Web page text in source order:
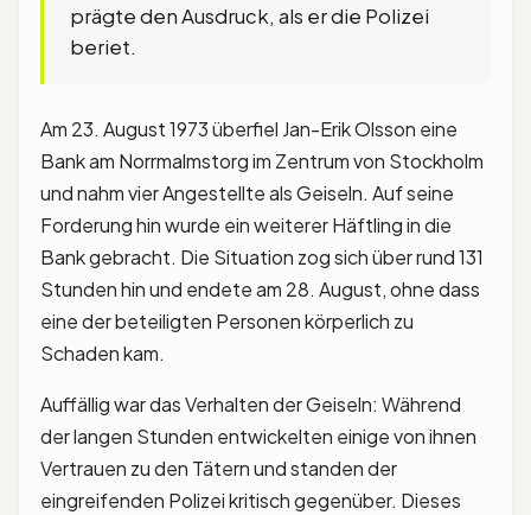
prägte den Ausdruck, als er die Polizei
beriet.
Am 23. August 1973 überfiel Jan-Erik Olsson eine
Bank am Norrmalmstorg im Zentrum von Stockholm
und nahm vier Angestellte als Geiseln. Auf seine
Forderung hin wurde ein weiterer Häftling in die
Bank gebracht. Die Situation zog sich über rund 131
Stunden hin und endete am 28. August, ohne dass
eine der beteiligten Personen körperlich zu
Schaden kam.
Auffällig war das Verhalten der Geiseln: Während
der langen Stunden entwickelten einige von ihnen
Vertrauen zu den Tätern und standen der
eingreifenden Polizei kritisch gegenüber. Dieses